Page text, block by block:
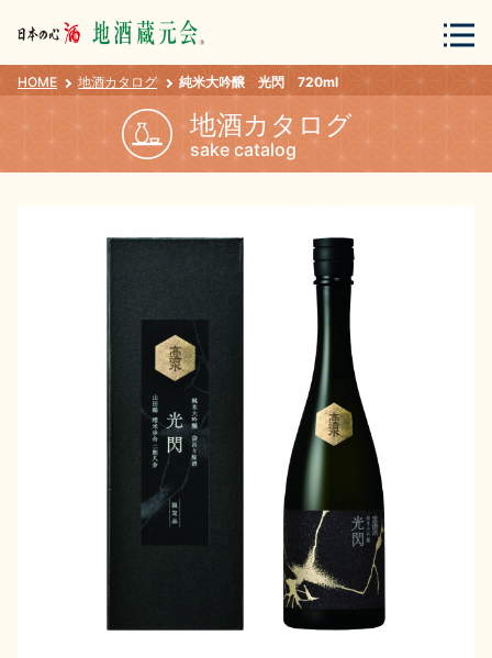
会員登録 ログイン
地酒カタログ
地酒解体新書
HOME 地酒カタログ 純米大吟醸 光閃 720ml
地酒カタログ
sake catalog